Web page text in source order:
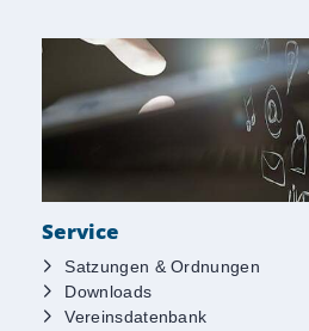
Service
Satzungen & Ordnungen
Downloads
Vereinsdatenbank